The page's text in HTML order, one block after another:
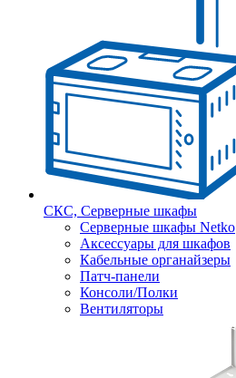
СКС, Серверные шкафы
Серверные шкафы Netko
Аксессуары для шкафов
Кабельные органайзеры
Патч-панели
Консоли/Полки
Вентиляторы